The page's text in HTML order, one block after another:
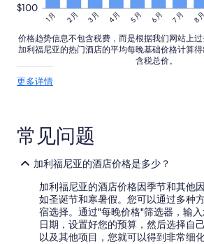
1 月 2 月 3 月 4 月 5 月 6 月 7 月 8 月
$100
价格趋势信息不包含税费，而是根据我们网站上
加利福尼亚的热门酒店的平均每晚基础价格计算
含税总价。
更多详情关
趋
势
的
更
多
详
情
常见问题
加利福尼亚的酒店价格是多少？
加利福尼亚的酒店价格因季节和其他
如圣诞节和寒暑假。您可以通过多种
宿选择。通过"每晚价格"筛选器，输
日期，设置好您的预算，然后选择自
以及其他项目，您就可以得到非常细